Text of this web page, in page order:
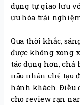
dụng tự giao lưu
ưu hóa trải
Qua thời khắc,
được không xong
tác dụng hơn, chả
não nhân chế tạo
hành khách. Điều
cho review rạn